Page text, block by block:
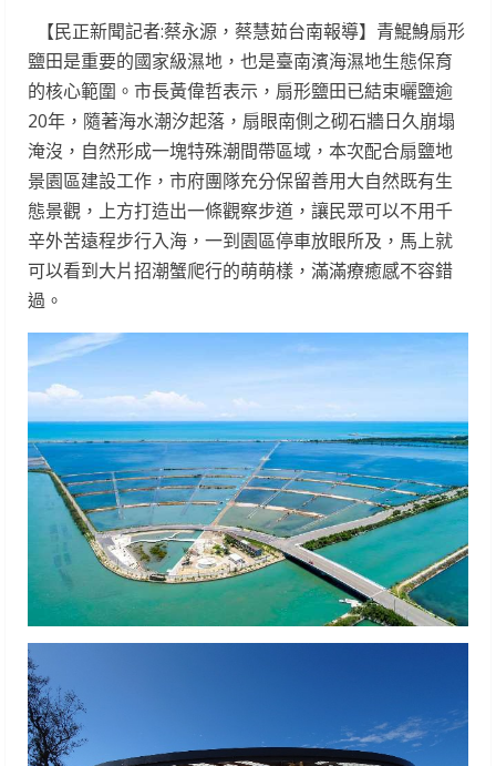
【民正新聞記者:蔡永源，蔡慧茹台南報導】青鯤鯓扇形
鹽田是重要的國家級濕地，也是臺南濱海濕地生態保育
的核心範圍。市長黃偉哲表示，扇形鹽田已結束曬鹽逾
20年，隨著海水潮汐起落，扇眼南側之砌石牆日久崩塌
淹沒，自然形成一塊特殊潮間帶區域，本次配合扇鹽地
景園區建設工作，市府團隊充分保留善用大自然既有生
態景觀，上方打造出一條觀察步道，讓民眾可以不用千
辛外苦遠程步行入海，一到園區停車放眼所及，馬上就
可以看到大片招潮蟹爬行的萌萌樣，滿滿療癒感不容錯
過。